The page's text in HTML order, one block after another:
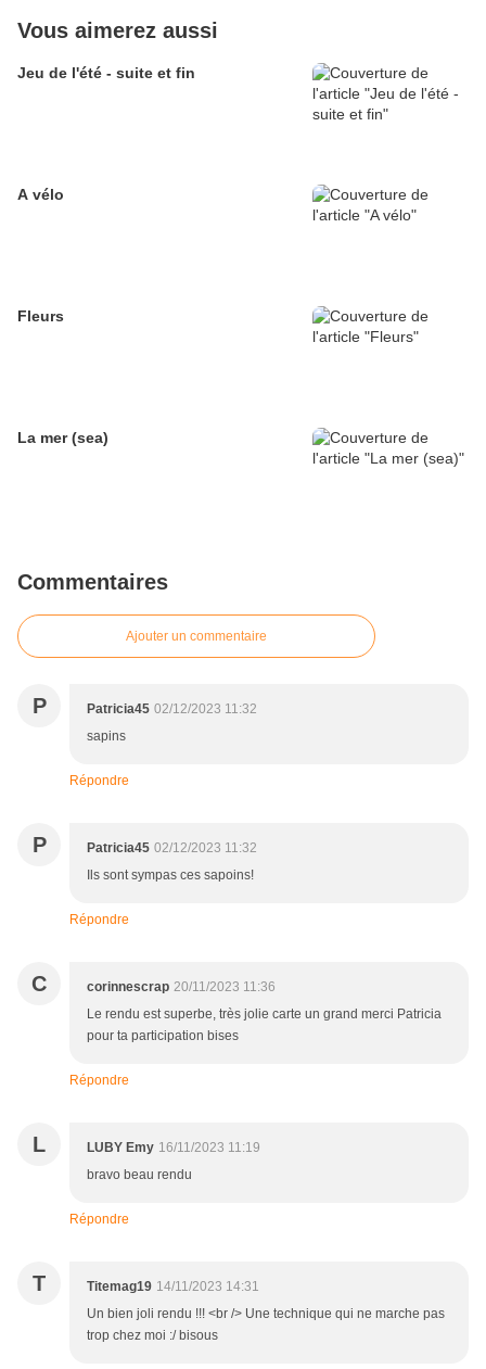
Vous aimerez aussi
Jeu de l'été - suite et fin
A vélo
Fleurs
La mer (sea)
Commentaires
Ajouter un commentaire
P Patricia45 02/12/2023 11:32
sapins
Répondre
P Patricia45 02/12/2023 11:32
Ils sont sympas ces sapoins!
Répondre
C corinnescrap 20/11/2023 11:36
Le rendu est superbe, très jolie carte un grand merci Patricia
pour ta participation bises
Répondre
L LUBY Emy 16/11/2023 11:19
bravo beau rendu
Répondre
T Titemag19 14/11/2023 14:31
Un bien joli rendu !!! <br /> Une technique qui ne marche pas
trop chez moi :/ bisous